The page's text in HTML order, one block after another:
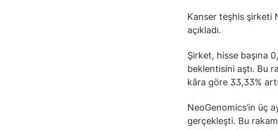
Kanser teşhis şirketi
açıkladı.
Şirket, hisse başına
beklentisini aştı. Bu
kâra göre 33,33%
NeoGenomics’in üç
gerçekleşti. Bu